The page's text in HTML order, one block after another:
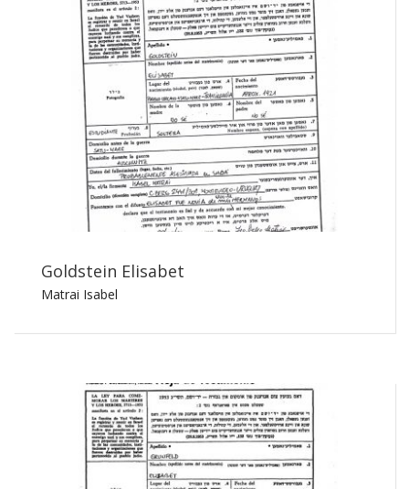
Goldstein Elisabet
Matrai Isabel